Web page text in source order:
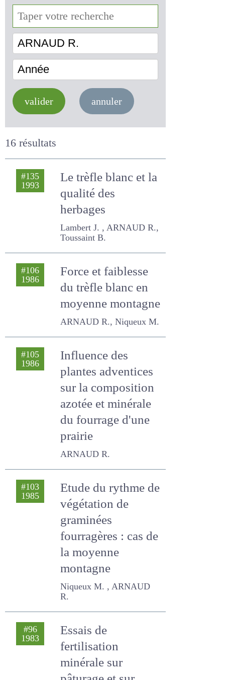
ARNAUD R.
valider annuler
16 résultats
#135
Le trèfle blanc et la
qualité des
herbages
Lambert J. , ARNAUD R.,
Toussaint B.
#106
Force et faiblesse
du trèfle blanc en
moyenne
montagne
ARNAUD R., Niqueux M.
Influence des
plantes adventices
sur la composition
azotée et minérale
du fourrage d'une
prairie
ARNAUD R.
Etude du rythme
de végétation de
graminées
fourragères : cas
de la moyenne
montagne
Essais de
fertilisation